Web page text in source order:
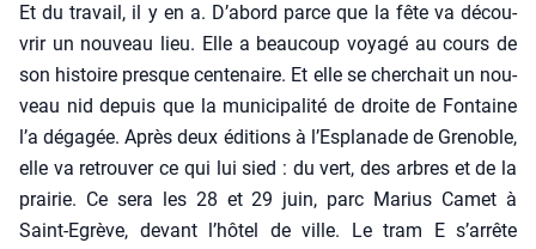
Et du tra­vail, il y en a. D’abord parce que la fête va décou­
vrir un nou­veau lieu. Elle a beau­coup voya­gé au cours de
son his­toire presque cen­te­naire. Et elle se cher­chait un nou­
veau nid depuis que la muni­ci­pa­li­té de droite de Fon­taine
l’a déga­gée. Après deux édi­tions à l’Esplanade de Gre­noble,
elle va retrou­ver ce qui lui sied : du vert, des arbres et de la
prai­rie. Ce sera les 28 et 29 juin, parc Marius Camet à
Saint-Egrève, devant l’hôtel de ville. Le tram E s’arrête